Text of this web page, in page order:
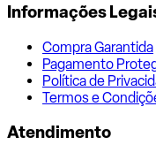
Informações
Compra Garantida
Pagamento
Política de
Termos e
Atendimento